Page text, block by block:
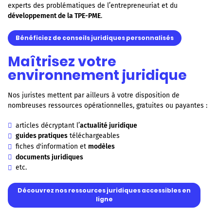
experts des problématiques de l’entrepreneuriat et du
développement de la TPE-PME.
Bénéficiez de conseils juridiques personnalisés
Maîtrisez votre
environnement juridique
Nos juristes mettent par ailleurs à votre disposition de
nombreuses ressources opérationnelles, gratuites ou payantes :
articles décryptant l’actualité juridique
guides pratiques téléchargeables
fiches d'information et modèles
documents juridiques
etc.
Découvrez nos ressources juridiques accessibles en
ligne